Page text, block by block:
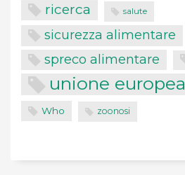
ricerca salute
sicurezza alimentare
spreco alimentare
unione europea
Who zoonosi